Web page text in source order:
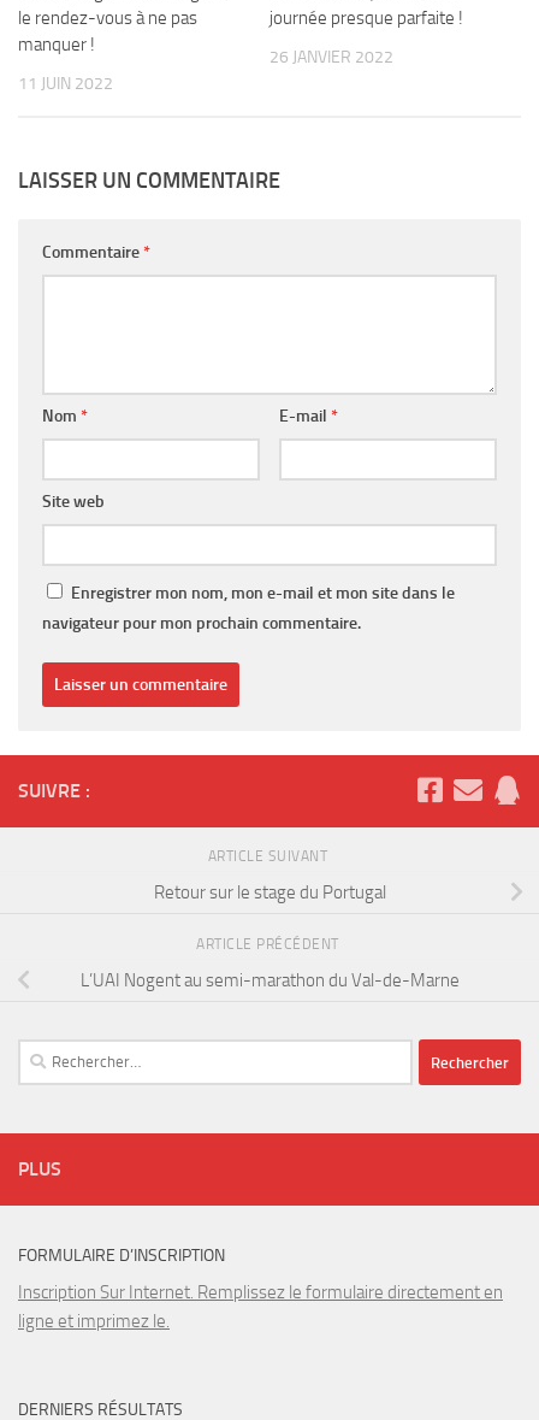
le rendez-vous à ne pas
manquer !
11 JUIN 2022
journée presque parfaite !
26 JANVIER 2022
LAISSER UN COMMENTAIRE
Commentaire*
Nom * E-mail *
Site web
Enregistrer mon nom, mon e-mail et mon site dans le
navigateur pour mon prochain commentaire.
SUIVRE :
ARTICLE SUIVANT
Retour sur le stage du Portugal
ARTICLE PRÉCÉDENT
L’UAI Nogent au semi-marathon du Val-de-Marne
Rechercher :
PLUS
FORMULAIRE D’INSCRIPTION
Inscription Sur Internet. Remplissez le formulaire directement en
ligne et imprimez le.
DERNIERS RÉSULTATS